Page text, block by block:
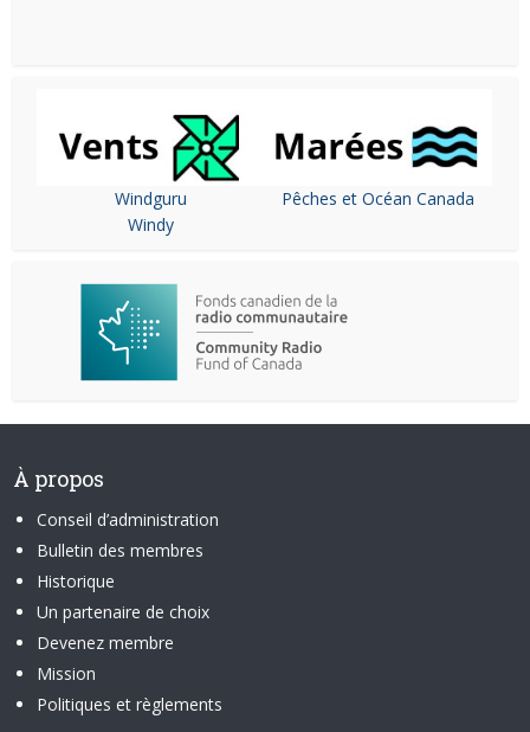
Windguru
Windy
Pêches et Océan Canada
À propos
Conseil d’administration
Bulletin des membres
Historique
Un partenaire de choix
Devenez membre
Mission
Politiques et règlements